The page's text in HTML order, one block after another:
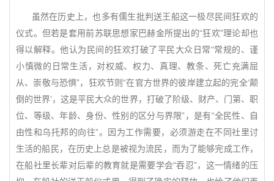
虽然在历史上，也多有儒生批判送王船这一极尽民间狂欢的
仪式。但若是套用前苏联思想家巴赫金所提出的“狂欢”理论却也
得以解释。他认为民间的狂欢打破了平民大众日常“常规的、谨
小慎微的日常生活，对权威、权力、真理、教条、死亡充满屈
从、崇敬与恐惧”，狂欢节则“在官方世界的彼岸建立起的完全‘颠
倒的世界’，这是平民大众的世界，打破了阶级、财产、门第、职
位、等级、年龄、身份、性别的区分与界限”，是有“全民性、自
由性和乌托邦的向往”。因为工作需要，必须游走在不同社里讨
生活的船民，在历史上总是被视为流民，而为了能够完成工作，
在船社里长辈对后辈的教育就是需要学会“吞忍”，这一情绪的压